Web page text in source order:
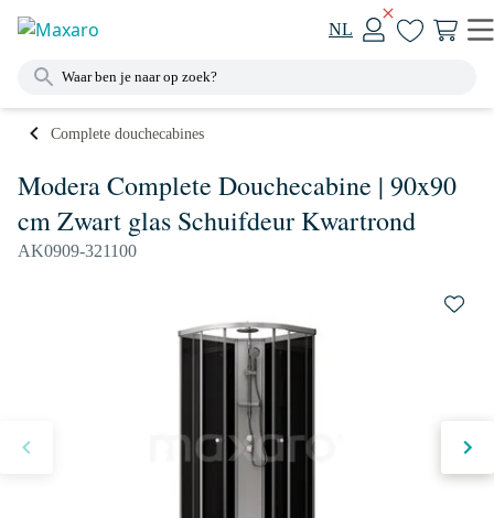
NL
Complete douchecabines
Modera Complete Douchecabine | 90x90
cm Zwart glas Schuifdeur Kwartrond
AK0909-321100